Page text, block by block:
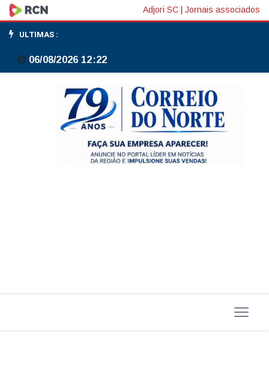
Stablecoins
concentram
80%
declarados
Adjori SC Jornais associados
ULTIMAS :
06/08/2026 12:22